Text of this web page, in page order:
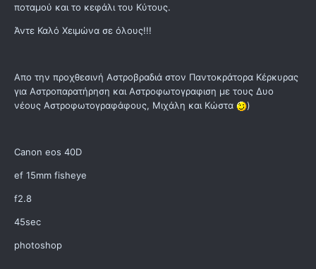
ποταμού και το κεφάλι του Κύτους.
Άντε Καλό Χειμώνα σε όλους!!!
Απο την προχθεσινή Αστροβραδιά στον Παντοκράτορα Κέρκυρας
για Αστροπαρατήρηση και Αστροφωτογραφιση με τους Δυο
νέους Αστροφωτογραφάφους, Μιχάλη και Κώστα
)
Canon eos 40D
ef 15mm fisheye
f2.8
45sec
photoshop